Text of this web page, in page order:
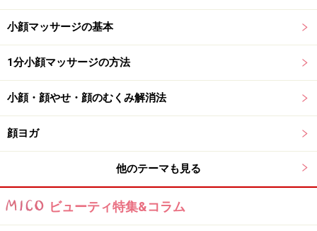
上手く行うためのワンポイント
指を添えてもOK
どうしても口を上手に動かせない人は、指を軽く添えて
動かしてあげると簡単です。
小顔マッサージの基本
1分小顔マッサージの方法
小顔・顔やせ・顔のむくみ解消法
顔ヨガ
他のテーマも見る
ビューティ特集&コラム